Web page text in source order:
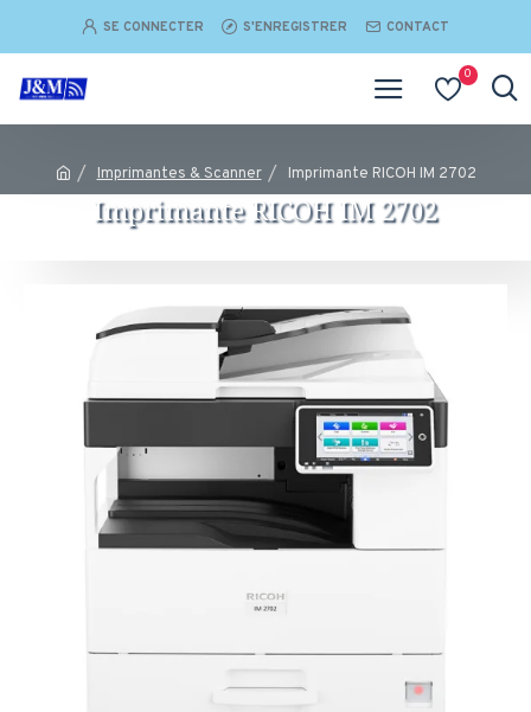
SE CONNECTER S'ENREGISTRER CONTACT
0
Imprimantes & Scanner Imprimante RICOH IM 2702
Imprimante RICOH IM 2702